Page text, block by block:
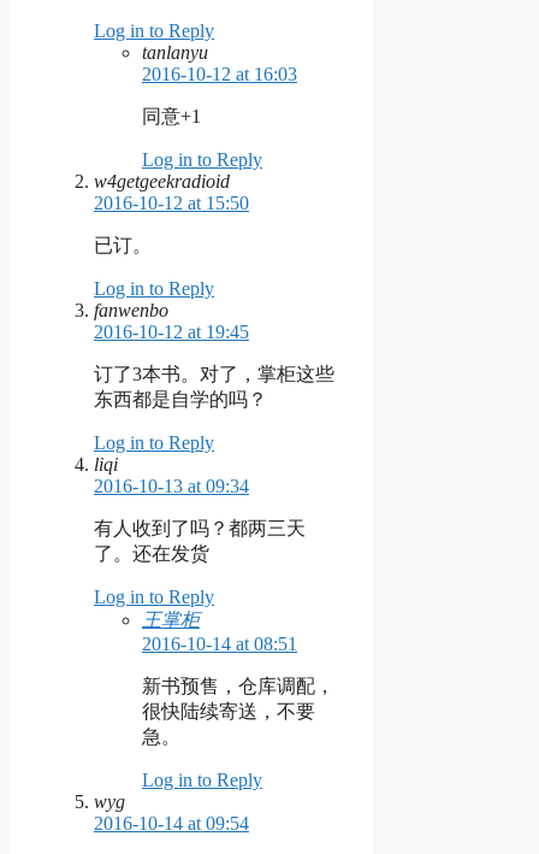
Log in to Reply
tanlanyu
2016-10-12 at 16:03
同意+1
Log in to Reply
w4getgeekradioid
2016-10-12 at 15:50
已订。
Log in to Reply
fanwenbo
2016-10-12 at 19:45
订了3本书。对了，掌柜这些
东西都是自学的吗？
Log in to Reply
liqi
2016-10-13 at 09:34
有人收到了吗？都两三天
了。还在发货
Log in to Reply
王掌柜
2016-10-14 at 08:51
新书预售，仓库调配，
很快陆续寄送，不要
急。
Log in to Reply
wyg
2016-10-14 at 09:54